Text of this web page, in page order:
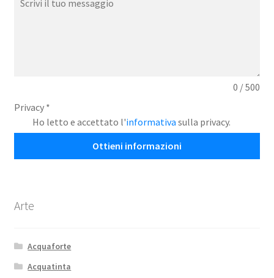
0 / 500
Privacy *
Ho letto e accettato l'informativa sulla privacy.
Ottieni informazioni
Arte
Acquaforte
Acquatinta